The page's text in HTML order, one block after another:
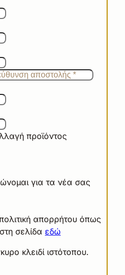
προϊόντος
για τα νέα σας
απορρήτου όπως
σελίδα εδώ
κλειδί ιστότοπου.